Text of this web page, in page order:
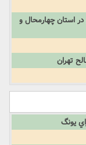
استان‌ چهارمحال‌ و‌
تهران
يونگ